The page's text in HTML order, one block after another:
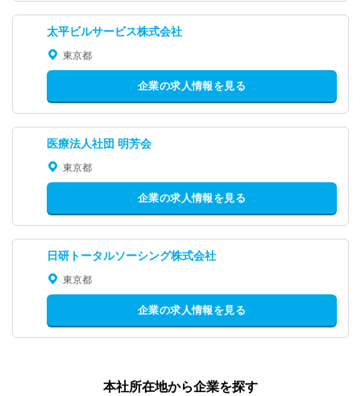
太平ビルサービス株式会社
東京都
企業の求人情報を見る
医療法人社団 明芳会
東京都
企業の求人情報を見る
日研トータルソーシング株式会社
東京都
企業の求人情報を見る
本社所在地から企業を探す